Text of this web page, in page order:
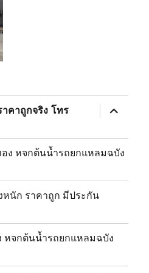
คาถูกจริง โทร
expand
child
ง หจกต้นน้ำรถยกแหลมฉบัง
หนัก ราคาถูก มีประกัน
หจกต้นน้ำรถยกแหลมฉบัง